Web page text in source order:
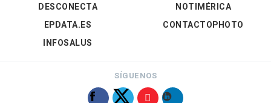
DESCONECTA
EPDATA.ES
INFOSALUS
NOTIMÉRICA
CONTACTOPHOTO
SÍGUENOS